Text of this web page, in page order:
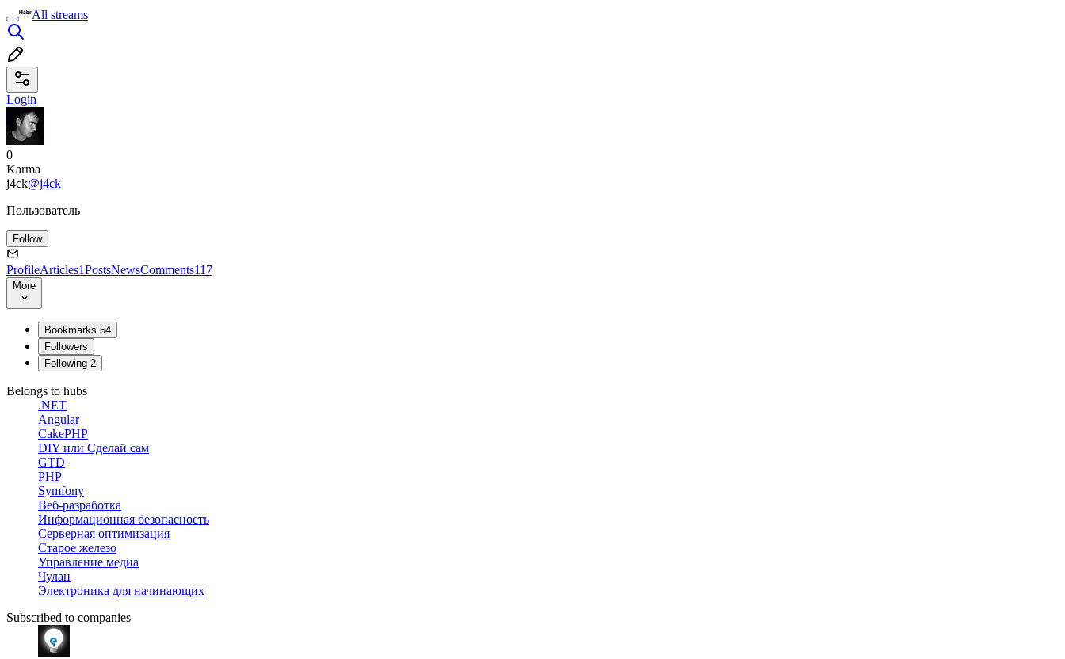
All streams
Login
0
Karma
j4ck@j4ck
Пользователь
Follow
ProfileArticles1PostsNewsComments117
More
Bookmarks 54
Followers
Following 2
Belongs to hubs
.NET
Angular
CakePHP
DIY или Сделай сам
GTD
PHP
Symfony
Веб-разработка
Информационная безопасность
Серверная оптимизация
Старое железо
Управление медиа
Чулан
Электроника для начинающих
Subscribed to companies